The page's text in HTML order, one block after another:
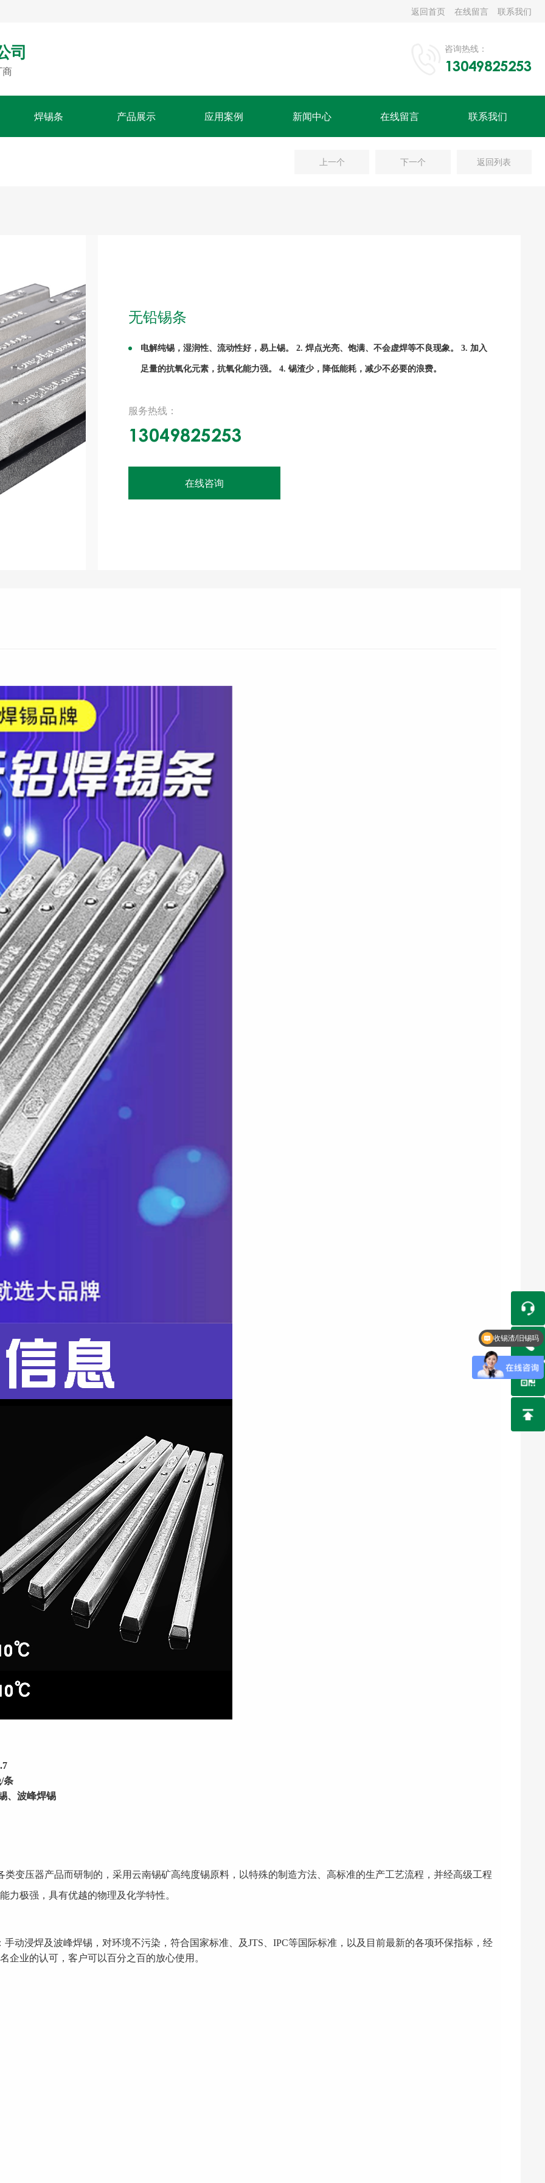
返回首页 在线留言 联系我们
司
商
咨询热线：
13049825253
焊锡条 产品展示 应用案例 新闻中心 在线留言 联系我们
上一个 下一个 返回列表
无铅锡条
电解纯锡，湿润性、流动性好，易上锡。 2. 焊点光亮、饱满、不会虚焊等不良现象。 3. 加入
足量的抗氧化元素，抗氧化能力强。 4. 锡渣少，降低能耗，减少不必要的浪费。
服务热线：
13049825253
在线咨询
条
波峰焊锡
类变压器产品而研制的，采用云南锡矿高纯度锡原料，以特殊的制造方法、高标准的生产工艺流程，并经高级工程
力极强，具有优越的物理及化学特性。
动浸焊及波峰焊锡，对环境不污染，符合国家标准、及JTS、IPC等国际标准，以及目前最新的各项环保指标，经
企业的认可，客户可以百分之百的放心使用。
今天锡线什么价格